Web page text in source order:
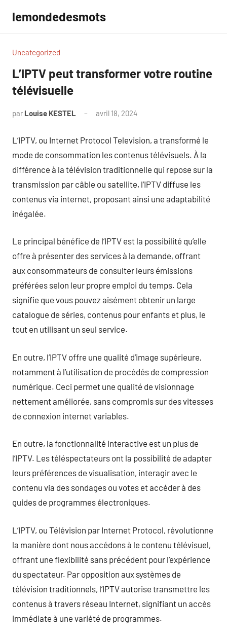
contenu
lemondedesmots
Uncategorized
L’IPTV peut transformer votre routine
télévisuelle
par Louise KESTEL avril 18, 2024
L’IPTV, ou Internet Protocol Television, a transformé le
mode de consommation les contenus télévisuels. À la
différence à la télévision traditionnelle qui repose sur la
transmission par câble ou satellite, l’IPTV diffuse les
contenus via internet, proposant ainsi une adaptabilité
inégalée.
Le principal bénéfice de l’IPTV est la possibilité qu’elle
offre à présenter des services à la demande, offrant
aux consommateurs de consulter leurs émissions
préférées selon leur propre emploi du temps. Cela
signifie que vous pouvez aisément obtenir un large
catalogue de séries, contenus pour enfants et plus, le
tout en utilisant un seul service.
En outre, l’IPTV offre une qualité d’image supérieure,
notamment à l’utilisation de procédés de compression
numérique. Ceci permet une qualité de visionnage
nettement améliorée, sans compromis sur des vitesses
de connexion internet variables.
En outre, la fonctionnalité interactive est un plus de
l’IPTV. Les téléspectateurs ont la possibilité de adapter
leurs préférences de visualisation, interagir avec le
contenu via des sondages ou votes et accéder à des
guides de programmes électroniques.
L’IPTV, ou Télévision par Internet Protocol, révolutionne
la manière dont nous accédons à le contenu télévisuel,
offrant une flexibilité sans précédent pour l’expérience
du spectateur. Par opposition aux systèmes de
télévision traditionnels, l’IPTV autorise transmettre les
contenus à travers réseau Internet, signifiant un accès
immédiate à une variété de programmes.